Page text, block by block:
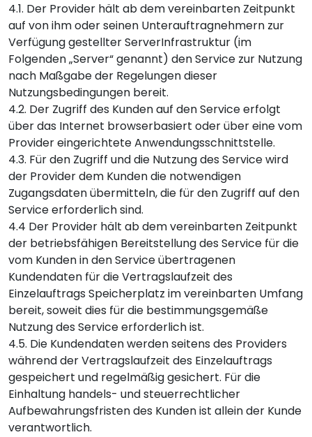
4.1. Der Provider hält ab dem vereinbarten Zeitpunkt
auf von ihm oder seinen Unterauftragnehmern zur
Verfügung gestellter ServerInfrastruktur (im
Folgenden „Server“ genannt) den Service zur Nutzung
nach Maßgabe der Regelungen dieser
Nutzungsbedingungen bereit.
4.2. Der Zugriff des Kunden auf den Service erfolgt
über das Internet browserbasiert oder über eine vom
Provider eingerichtete Anwendungsschnittstelle.
4.3. Für den Zugriff und die Nutzung des Service wird
der Provider dem Kunden die notwendigen
Zugangsdaten übermitteln, die für den Zugriff auf den
Service erforderlich sind.
4.4 Der Provider hält ab dem vereinbarten Zeitpunkt
der betriebsfähigen Bereitstellung des Service für die
vom Kunden in den Service übertragenen
Kundendaten für die Vertragslaufzeit des
Einzelauftrags Speicherplatz im vereinbarten Umfang
bereit, soweit dies für die bestimmungsgemäße
Nutzung des Service erforderlich ist.
4.5. Die Kundendaten werden seitens des Providers
während der Vertragslaufzeit des Einzelauftrags
gespeichert und regelmäßig gesichert. Für die
Einhaltung handels- und steuerrechtlicher
Aufbewahrungsfristen des Kunden ist allein der Kunde
verantwortlich.